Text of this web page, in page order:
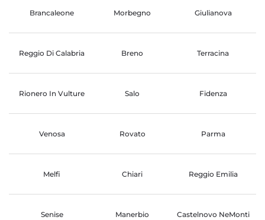
Brancaleone Morbegno Giulianova
Reggio Di Calabria Breno Terracina
Rionero In Vulture Salo Fidenza
Venosa Rovato Parma
Melfi Chiari Reggio Emilia
Senise Manerbio Castelnovo NeMonti